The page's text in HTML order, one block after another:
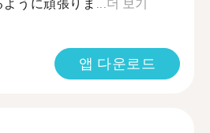
うに頑張りま... 더 보기
앱 다운로드